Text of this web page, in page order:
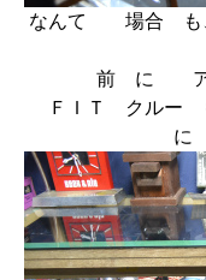
なんて 場合
前 に ア
ＦＩＴ ク